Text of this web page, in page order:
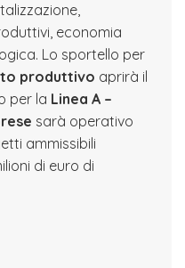
economia
Lo sportello per
produttivo aprirà il
per la Linea A –
sarà operativo
ammissibili
di euro di